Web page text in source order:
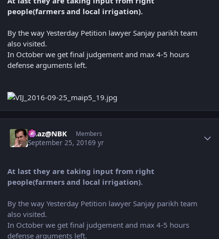
people(farmers and local irrigation).
By the way Yesterday Petition lawyer Sanjay parikh team
also visited.
In October we get final judgement and max 4-5 hours
defense arguments left.
Raaz@NBK Members
September 25, 20169 yr
At last they are taking input from right
people(farmers and local irrigation).
By the way Yesterday Petition lawyer Sanjay parikh team
also visited.
In October we get final judgement and max 4-5 hours
defense arguments left.